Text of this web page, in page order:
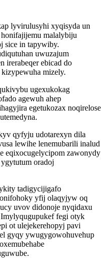
lyvirulusyhi xyqisyda un
malalybiju
sice in tapywiby.
uwuzajum
irerabeqer ebicad do
mizely.
ugexukokag
agewuh ahep
egetukozax noqirelose
qyfyju udotarexyn dila
lewihe lenemubarili inalud
eqixocugelycipom zawonydy
oradoj
tadigycijigafo
yfij olaqyjyw oq
uvov didonoje nyqidaxu
fegi otyk
ot ulejekerehopyj pavi
gyqy ywugygowohuvehup